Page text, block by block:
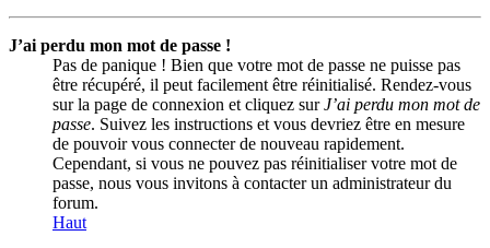
J’ai perdu mon mot de passe !
Pas de panique ! Bien que votre mot de passe ne puisse pas
être récupéré, il peut facilement être réinitialisé. Rendez-vous
sur la page de connexion et cliquez surJ’ai perdu mon mot de
passe. Suivez les instructions et vous devriez être en mesure
de pouvoir vous connecter de nouveau rapidement.
Cependant, si vous ne pouvez pas réinitialiser votre mot de
passe, nous vous invitons à contacter un administrateur du
forum.
Haut